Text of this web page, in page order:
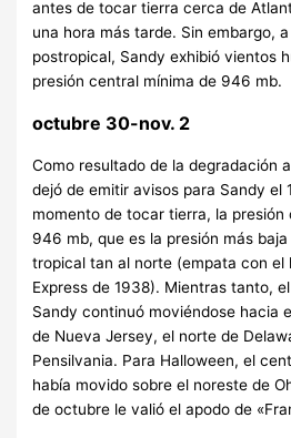
antes de tocar tierra cerca de
una hora más tarde. Sin embargo,
postropical, Sandy exhibió vientos
presión central mínima de 946 mb.
octubre 30-nov. 2
Como resultado de la degradación
dejó de emitir avisos para Sandy el
momento de tocar tierra, la
946 mb, que es la presión más
tropical tan al norte (empata con el
Express de 1938). Mientras tanto,
Sandy continuó moviéndose hacia
de Nueva Jersey, el norte de
Pensilvania. Para Halloween, el
había movido sobre el noreste de
de octubre le valió el apodo de